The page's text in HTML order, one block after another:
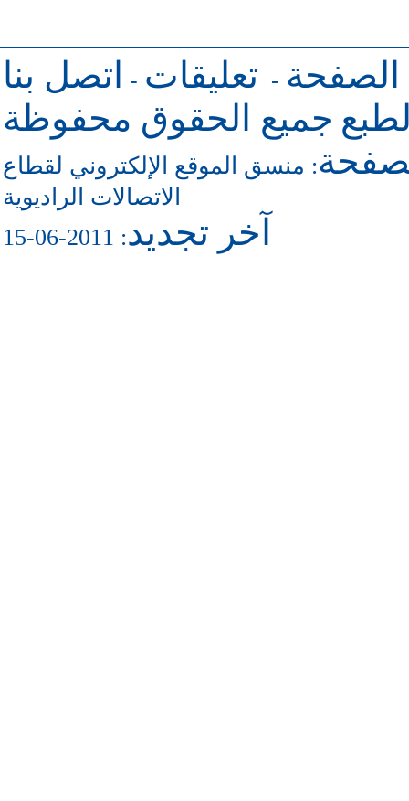
الصفحة - تعليقات -
اتصل بنا
جميع الحقوق محفوظة
: منسق الموقع الإلكتروني لقطاع
الاتصالات الراديوية
آخر تجديد: 2011-06-15